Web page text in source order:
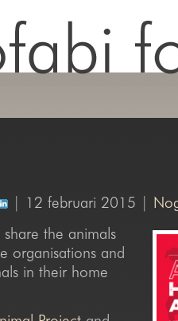
| 12 februari 2015 |
the animals
organisations and
in their home